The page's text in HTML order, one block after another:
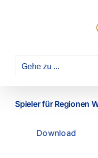
Gehe zu ...
Spieler für Regionen
Download